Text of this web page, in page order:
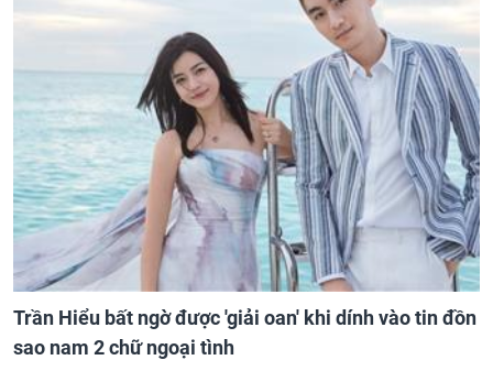
Trần Hiểu bất ngờ được 'giải oan' khi dính vào tin đồn
sao nam 2 chữ ngoại tình